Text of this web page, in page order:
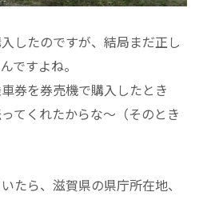
したのですが、結局まだ正し
ですよね。
券を券売機で購入したとき
てくれたからな～（そのとき
たら、滋賀県の県庁所在地、